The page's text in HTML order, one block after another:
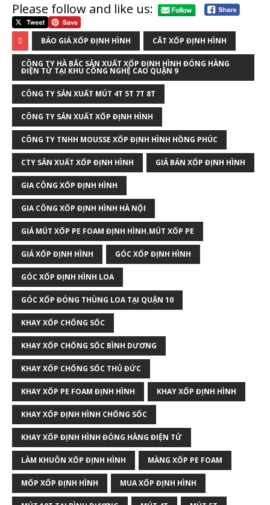
Please follow and like us:
BÁO GIÁ XỐP ĐỊNH HÌNH CẮT XỐP ĐỊNH HÌNH
CÔNG TY HÀ BẮC SẢN XUẤT XỐP ĐỊNH HÌNH ĐÓNG HÀNG
ĐIỆN TỬ TẠI KHU CÔNG NGHỆ CAO QUẬN 9
CÔNG TY SẢN XUẤT MÚT 4T 5T 7T 8T
CÔNG TY SẢN XUẤT XỐP ĐỊNH HÌNH
CÔNG TY TNHH MOUSSE XỐP ĐỊNH HÌNH HỒNG PHÚC
CTY SẢN XUẤT XỐP ĐỊNH HÌNH GIÁ BÁN XỐP ĐỊNH HÌNH
GIA CÔNG XỐP ĐỊNH HÌNH
GIA CÔNG XỐP ĐỊNH HÌNH HÀ NỘI
GIÁ MÚT XỐP PE FOAM ĐỊNH HÌNH.MÚT XỐP PE
GIÁ XỐP ĐỊNH HÌNH GÓC XỐP ĐỊNH HÌNH
GÓC XỐP ĐỊNH HÌNH LOA
GÓC XỐP ĐÓNG THÙNG LOA TẠI QUẬN 10
KHAY XỐP CHỐNG SỐC
KHAY XỐP CHỐNG SỐC BÌNH DƯƠNG
KHAY XỐP CHỐNG SỐC THỦ ĐỨC
KHAY XỐP PE FOAM ĐỊNH HÌNH KHAY XỐP ĐỊNH HÌNH
KHAY XỐP ĐỊNH HÌNH CHỐNG SỐC
KHAY XỐP ĐỊNH HÌNH ĐÓNG HÀNG ĐIỆN TỬ
LÀM KHUÔN XỐP ĐỊNH HÌNH MÀNG XỐP PE FOAM
MỐP XỐP ĐỊNH HÌNH MUA XỐP ĐỊNH HÌNH